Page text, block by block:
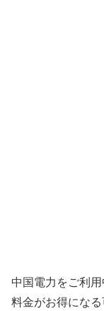
中国電力をご利
料金がお得にな